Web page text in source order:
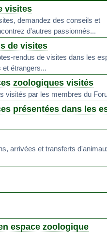
visites
demandez des conseils et
d'autres passionnés...
de visites
rendus de visites dans les
et étrangers...
zoologiques visités
visités par les membres du
présentées dans les
arrivées et transferts
espace zoologique